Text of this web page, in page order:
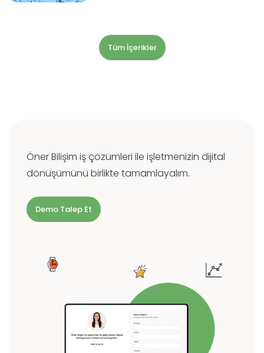
Tüm İçerikler
Öner Bilişim iş çözümleri ile işletmenizin dijital
dönüşümünü birlikte tamamlayalım.
Demo Talep Et